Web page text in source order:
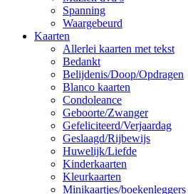
Spanning
Waargebeurd
Kaarten
Allerlei kaarten met tekst
Bedankt
Belijdenis/Doop/Opdragen
Blanco kaarten
Condoleance
Geboorte/Zwanger
Gefeliciteerd/Verjaardag
Geslaagd/Rijbewijs
Huwelijk/Liefde
Kinderkaarten
Kleurkaarten
Minikaartjes/boekenleggers